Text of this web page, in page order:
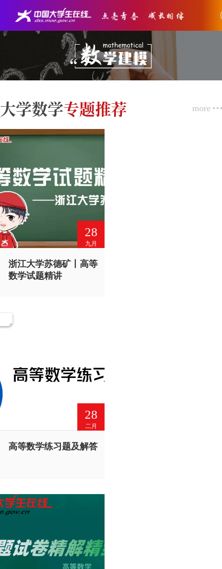
大学数学专题推荐 more
28
九月
浙江大学苏德矿丨高等
数学试题精讲
28
二月
高等数学练习题及解答